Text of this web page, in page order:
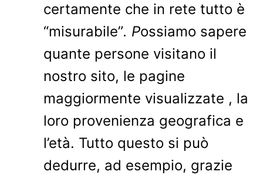
certamente che in rete tutto è
“misurabile”. Possiamo sapere
quante persone visitano il
nostro sito, le pagine
maggiormente visualizzate , la
loro provenienza geografica e
l’età. Tutto questo si può
dedurre, ad esempio, grazie